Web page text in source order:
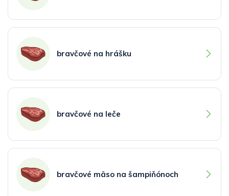
bravčové na hrášku
bravčové na leče
bravčové mäso na šampiňónoch